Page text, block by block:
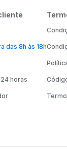
das 8h às 18h
horas